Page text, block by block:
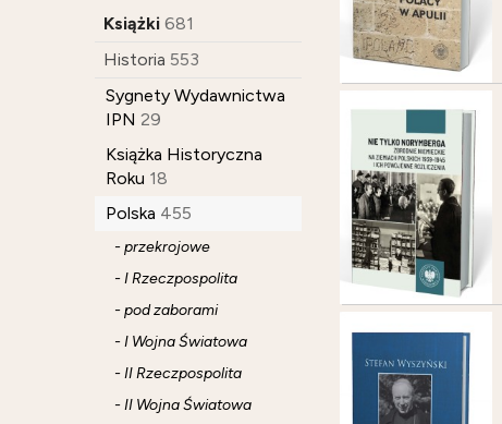
Książki 681
Historia 553
Sygnety Wydawnictwa
IPN 29
Książka Historyczna
Roku 18
Polska 455
- przekrojowe
- I Rzeczpospolita
- pod zaborami
- I Wojna Światowa
- II Rzeczpospolita
- II Wojna Światowa